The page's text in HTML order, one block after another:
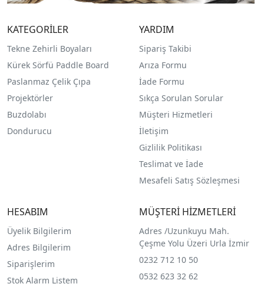
KATEGORİLER
Tekne Zehirli Boyaları
Kürek Sörfü Paddle Board
Paslanmaz Çelik Çıpa
Projektörler
Buzdolabı
Dondurucu
YARDIM
Sipariş Takibi
Arıza Formu
İade Formu
Sıkça Sorulan Sorular
Müşteri Hizmetleri
İletişim
Gizlilik Politikası
Teslimat ve İade
Mesafeli Satış Sözleşmesi
HESABIM
Üyelik Bilgilerim
Adres Bilgilerim
Siparişlerim
Stok Alarm Listem
MÜŞTERİ HİZMETLERİ
Adres /Uzunkuyu Mah.
Çeşme Yolu Üzeri Urla İzmir
0232 712 10 50
0532 623 32 62